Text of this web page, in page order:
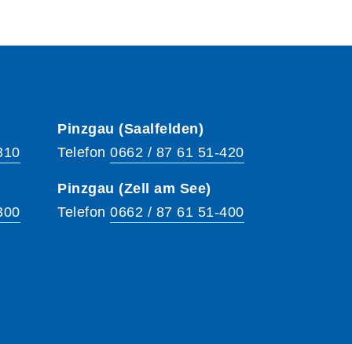
Pinzgau (Saalfelden)
Telefon 0662 / 87 61 51-420
Pinzgau (Zell am See)
Telefon 0662 / 87 61 51-400